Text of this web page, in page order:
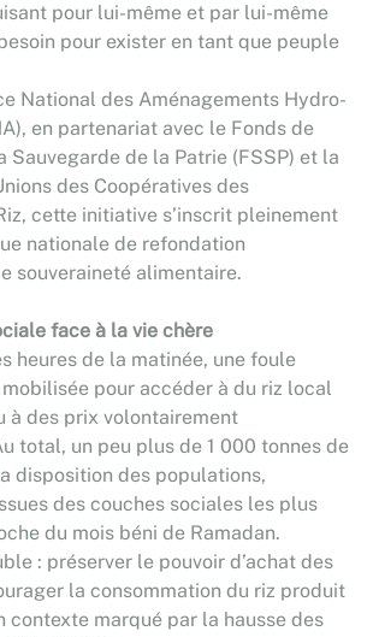
pour lui-même et par lui-même
pour exister en tant que peuple
National des Aménagements Hydro-
en partenariat avec le Fonds de
Sauvegarde de la Patrie (FSSP) et la
des Coopératives des
cette initiative s’inscrit pleinement
nationale de refondation
souveraineté alimentaire.
face à la vie chère
heures de la matinée, une foule
mobilisée pour accéder à du riz local
à des prix volontairement
total, un peu plus de 1 000 tonnes de
disposition des populations,
des couches sociales les plus
du mois béni de Ramadan.
: préserver le pouvoir d’achat des
la consommation du riz produit
contexte marqué par la hausse des